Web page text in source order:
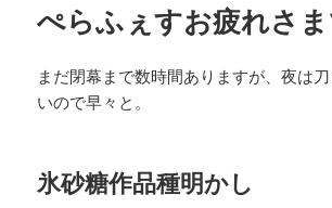
ぺらふぇすお疲れさま
まだ閉幕まで数時間ありますが、夜は
いので早々と。
氷砂糖作品種明かし